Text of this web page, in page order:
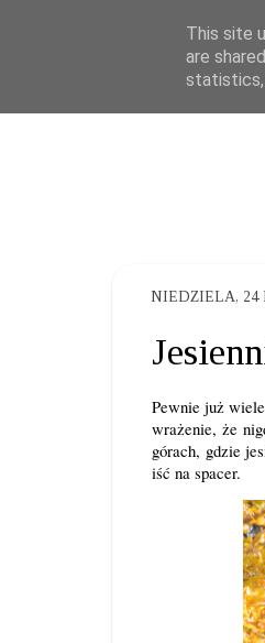
NIEDZIELA, 24
Pewnie już
wrażenie, że
górach, gdzie
iść na spacer.
This site
are
statistics,